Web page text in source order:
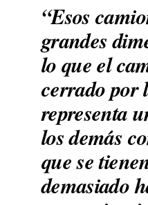
“Esos
grandes
lo que el
cerrado por
representa
los demás
que se
demasiado